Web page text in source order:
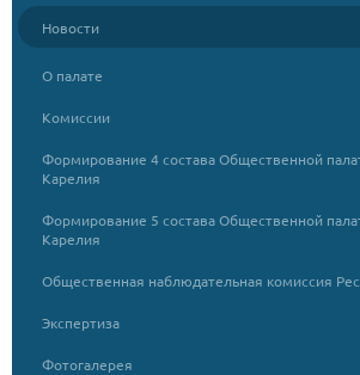
Новости
О палате
Комиссии
Формирование 4 состава Общественной
Карелия
Формирование 5 состава Общественной
Карелия
Общественная наблюдательная комиссия
Экспертиза
Фотогалерея